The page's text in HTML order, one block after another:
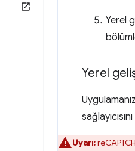
Yerel
Yerel
Uyarı: